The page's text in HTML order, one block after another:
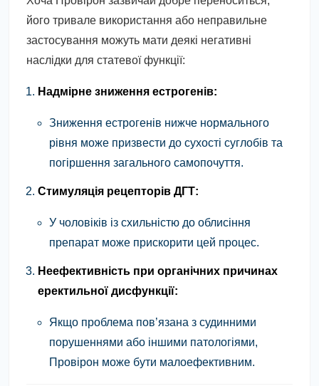
його тривале використання або неправильне
застосування можуть мати деякі негативні
наслідки для статевої функції:
Надмірне зниження естрогенів:
Зниження естрогенів нижче нормального
рівня може призвести до сухості суглобів та
погіршення загального самопочуття.
Стимуляція рецепторів ДГТ:
У чоловіків із схильністю до облисіння
препарат може прискорити цей процес.
Неефективність при органічних причинах
еректильної дисфункції:
Якщо проблема пов’язана з судинними
порушеннями або іншими патологіями,
Провірон може бути малоефективним.